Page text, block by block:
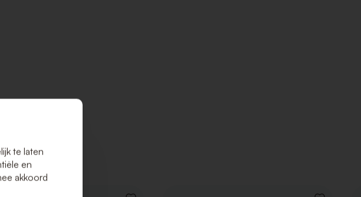
te laten
en
akkoord